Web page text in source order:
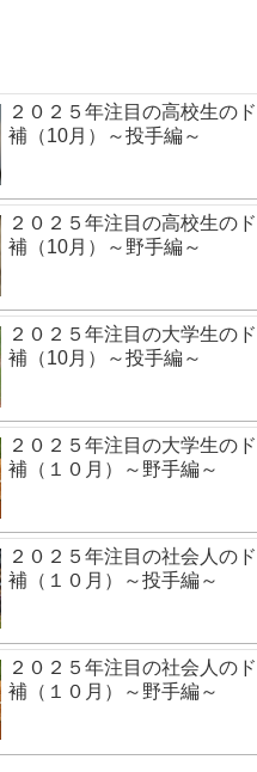
２０２５年注目の高校生の
補（10月）～投手編～
２０２５年注目の高校生の
補（10月）～野手編～
２０２５年注目の大学生の
補（10月）～投手編～
２０２５年注目の大学生の
補（１０月）～野手編～
２０２５年注目の社会人の
補（１０月）～投手編～
２０２５年注目の社会人の
補（１０月）～野手編～